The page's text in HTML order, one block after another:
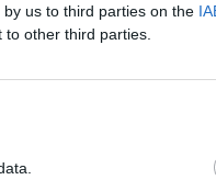
us to third parties on the
other third parties.
e Diretor de
o
este
de todos os
acompanhar o